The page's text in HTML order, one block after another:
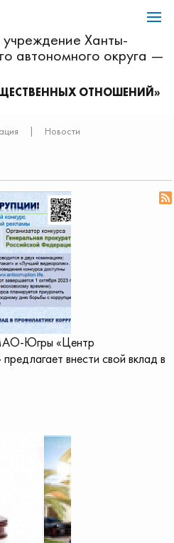
Ханты-
автономного округа —
ОТНОШЕНИЙ»
| Новости
Югры «Центр
внести свой вклад в